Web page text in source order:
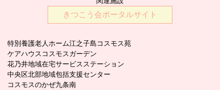
きつこう会ポータルサイト
特別養護老人ホーム江之子島コスモス苑
ケアハウスコスモスガーデン
花乃井地域在宅サービスステーション
中央区北部地域包括支援センター
コスモスのかぜ九条南